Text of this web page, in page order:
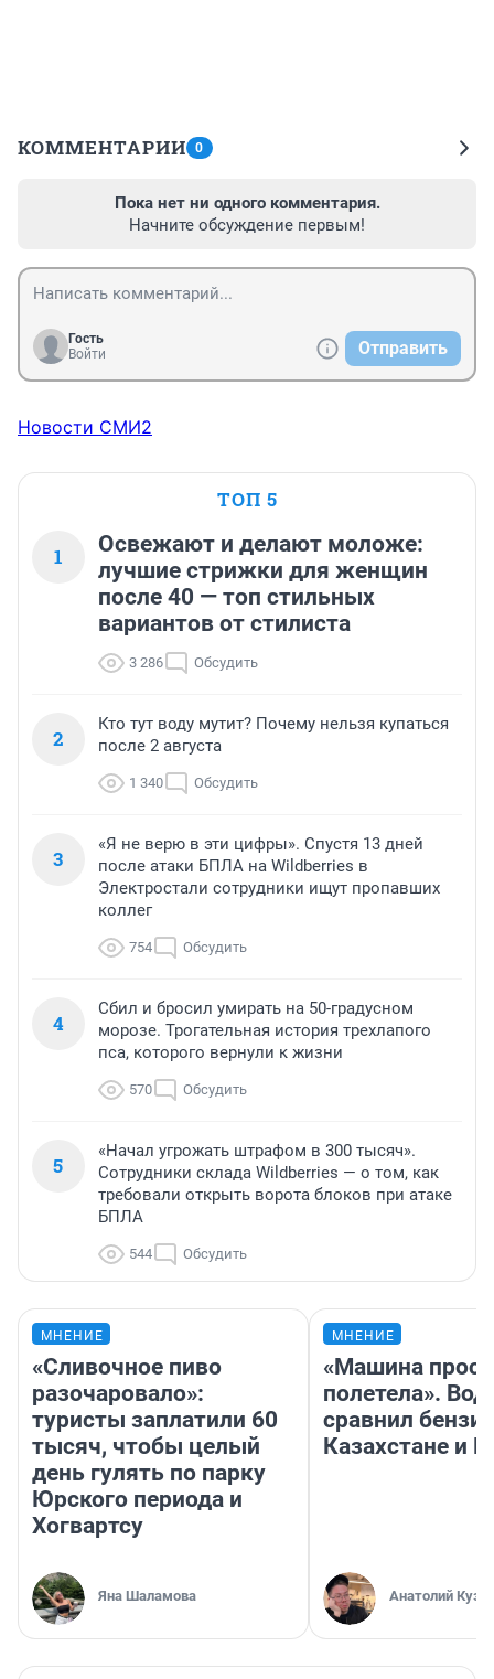
КОММЕНТАРИИ 0
Пока нет ни одного комментария.
Начните обсуждение первым!
Гость
Войти
Отправить
Новости СМИ2
ТОП 5
1
Освежают и делают моложе:
лучшие стрижки для женщин
после 40 — топ стильных
вариантов от стилиста
3 286 Обсудить
2
Кто тут воду мутит? Почему нельзя купаться
после 2 августа
1 340 Обсудить
3
«Я не верю в эти цифры». Спустя 13 дней
после атаки БПЛА на Wildberries в
Электростали сотрудники ищут пропавших
коллег
754 Обсудить
4
Сбил и бросил умирать на 50-градусном
морозе. Трогательная история трехлапого
пса, которого вернули к жизни
570 Обсудить
5
«Начал угрожать штрафом в 300 тысяч».
Сотрудники склада Wildberries — о том, как
требовали открыть ворота блоков при атаке
БПЛА
544 Обсудить
МНЕНИЕ
«Сливочное пиво
разочаровало»:
туристы заплатили 60
тысяч, чтобы целый
день гулять по парку
Юрского периода и
Хогвартсу
Яна Шаламова
МНЕНИЕ
«Машина
полетела».
сравнил
Казахстане и
Анатолий